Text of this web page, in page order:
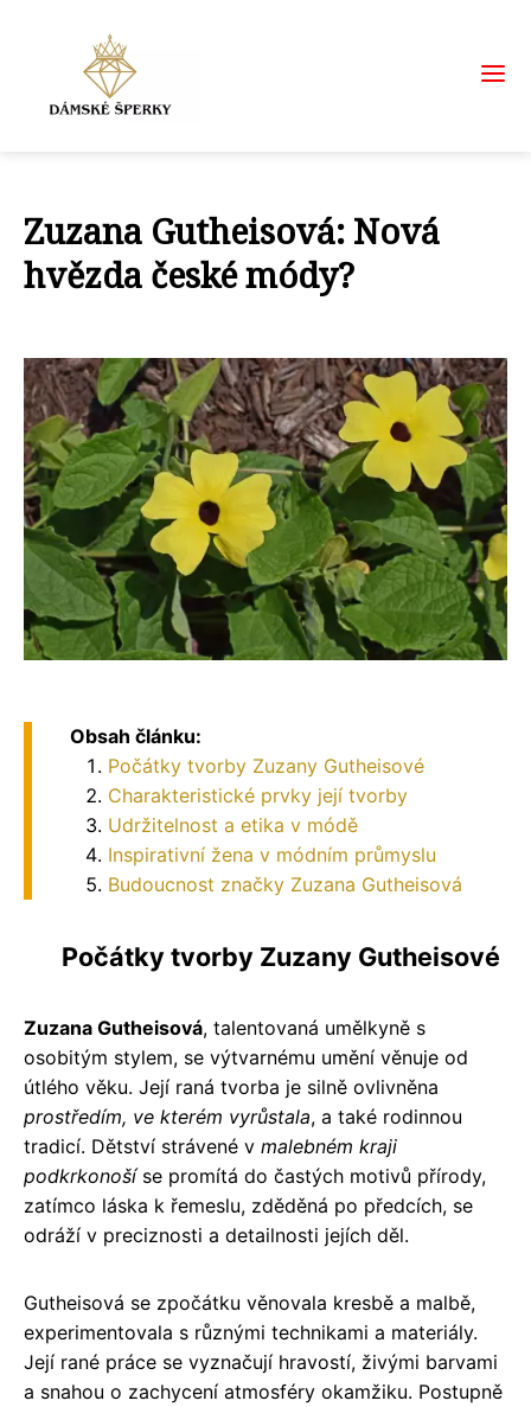
Zuzana Gutheisová: Nová
hvězda české módy?
Obsah článku:
Počátky tvorby Zuzany Gutheisové
Charakteristické prvky její tvorby
Udržitelnost a etika v módě
Inspirativní žena v módním průmyslu
Budoucnost značky Zuzana Gutheisová
Počátky tvorby Zuzany Gutheisové
Zuzana Gutheisová, talentovaná umělkyně s
osobitým stylem, se výtvarnému umění věnuje od
útlého věku. Její raná tvorba je silně ovlivněna
prostředím, ve kterém vyrůstala, a také rodinnou
tradicí. Dětství strávené v malebném kraji
podkrkonošíse promítá do častých motivů přírody,
zatímco láska k řemeslu, zděděná po předcích, se
odráží v preciznosti a detailnosti jejích děl.
Gutheisová se zpočátku věnovala kresbě a malbě,
experimentovala s různými technikami a materiály.
Její rané práce se vyznačují hravostí, živými barvami
a snahou o zachycení atmosféry okamžiku. Postupně